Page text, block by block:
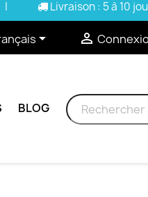
| Livraison : 5 à 10
 
BLOG